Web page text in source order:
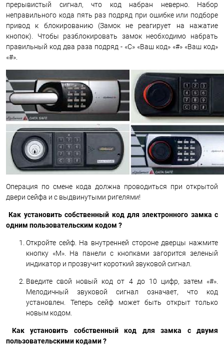
прерывистый сигнал, что код набран неверно. Набор
неправильного кода пять раз подряд при ошибке или подборе
привод к блокированию (Замок не реагирует на нажатие
кнопок). Чтобы разблокировать замок необходимо набрать
правильный код два раза подряд - «С» «Ваш код» «#» «Ваш код»
«#».
Операция по смене кода должна проводиться при открытой
двери сейфа и с выдвинутыми ригелями!
Как установить собственный код для электронного замка с
одним пользовательским кодом ?
Откройте сейф. На внутренней стороне дверцы нажмите
кнопку «М». На панели с кнопками загорится зеленый
индикатор и прозвучит короткий звуковой сигнал.
Введите свой новый код от 4 до 10 цифр, затем «#».
Мелодичный звуковой сигнал означает, что код
установлен. Теперь сейф может быть открыт только
новым кодом.
Как установить собственный код для замка с двумя
пользовательскими кодами ?